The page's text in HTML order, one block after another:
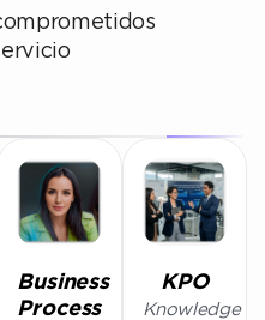
Business
Process
KPO
Knowledge